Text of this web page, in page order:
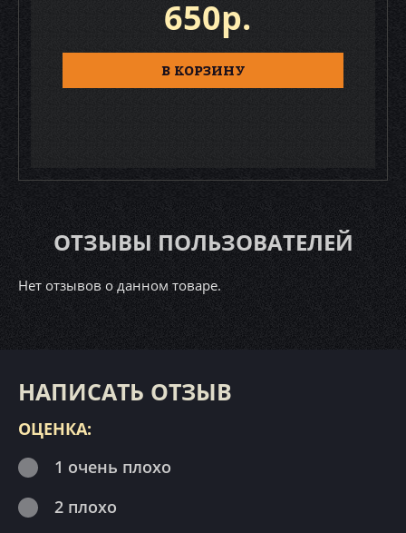
650р.
В КОРЗИНУ
ОТЗЫВЫ ПОЛЬЗОВАТЕЛЕЙ
Нет отзывов о данном товаре.
НАПИСАТЬ ОТЗЫВ
ОЦЕНКА:
1 очень плохо
2 плохо